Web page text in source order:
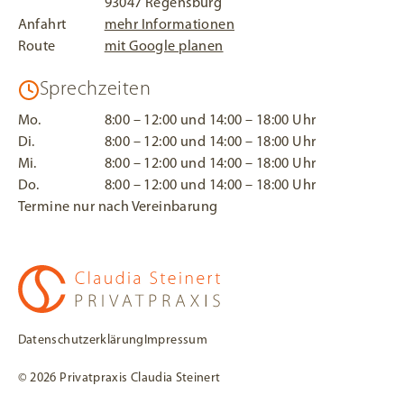
93047 Regensburg
Anfahrt
mehr Informationen
Route
mit Google planen
Sprechzeiten
Mo.
8:00 – 12:00 und 14:00 – 18:00 Uhr
Di.
8:00 – 12:00 und 14:00 – 18:00 Uhr
Mi.
8:00 – 12:00 und 14:00 – 18:00 Uhr
Do.
8:00 – 12:00 und 14:00 – 18:00 Uhr
Termine nur nach Vereinbarung
Datenschutzerklärung Impressum
©2026 Privatpraxis Claudia Steinert